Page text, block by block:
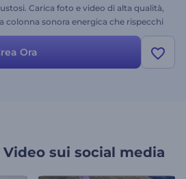
Carica foto e video di alta qualità,
colonna sonora energica che rispecchi
Crea e condividi ora per attirare
di cibo su tutte le piattaforme social!
Ora
Video sui social media